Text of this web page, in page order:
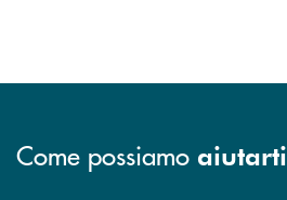
Come possiamo aiutarti